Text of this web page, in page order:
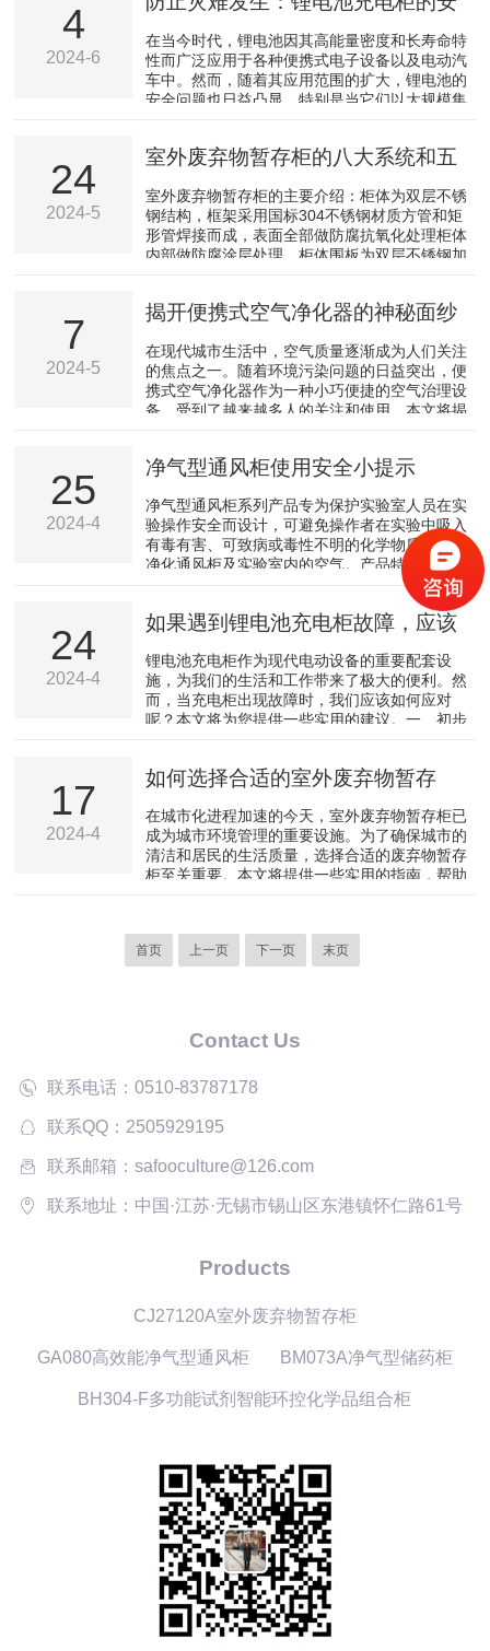
≥6mm亚克力板，耐候性好，优异的抗化学品性
能，不易老化，无色透明，通体透光，视觉舒
适，美观大方。3、层板：采用ABS一体注塑成
型，规格尺寸：...
4
2024-6
全管理要点
在当今时代，锂电池因其高能量密度和长寿命特
性而广泛应用于各种便携式电子设备以及电动汽
车中。然而，随着其应用范围的扩大，锂电池的
安全问题也日益凸显，特别是当它们以大规模集
可能引发火灾或爆炸事故。因此，本文旨在探讨
灾难的发生。1、充电柜设计与安装选择合格的
产品：首先，应确保选用的锂电池充电柜符合国
家或国际的安全标准，具备必要的安全认证。专
业安装：安装工作应...
24
2024-5
室外废弃物暂存柜的八大系统和五
大防护设计
室外废弃物暂存柜的主要介绍：柜体为双层不锈
钢结构，框架采用国标304不锈钢材质方管和矩
形管焊接而成，表面全部做防腐抗氧化处理柜体
内部做防腐涂层处理。柜体围板为双层不锈钢加
钢螺丝连接。柜体底部设置多个不锈钢调脚螺
柜体平稳。柜门采用304不锈钢防火防盗门，上
方为防爆玻璃，方便视察内部状况，设有刷卡及
密码锁门禁系统，双人管理，同时可查询开门记
录。...
7
2024-5
揭开便携式空气净化器的神秘面纱
在现代城市生活中，空气质量逐渐成为人们关注
的焦点之一。随着环境污染问题的日益突出，便
携式空气净化器作为一种小巧便捷的空气治理设
备，受到了越来越多人的关注和使用。本文将揭
化器的工作原理主要包括物理过滤、化学吸附和
芯对空气中的颗粒物进行过滤，如灰尘、花粉、
粉尘等。b.化学吸附：通过活性炭等材料吸附空
气中的有机污染物，如甲醛、异味等。c.电化学
氧化：利用...
25
2024-4
净气型通风柜使用安全小提示
净气型通风柜系列产品专为保护实验室人员在实
验操作安全而设计，可避免操作者在实验中吸入
有毒有害、可致病或毒性不明的化学物质，高效
净化通风柜及实验室内的空气。产品特性：1、
主要材质：镀锌钢板，环氧树脂静电喷涂，覆有
耐用防化无铅涂层。2、前板及侧板：亚克力
板，优异的抗化学品性能，不易老化。3、控制
监控，风机监控，VOC浓度环境监控及一体化报
警系统。4、风机：24伏电流，性能稳定，无火
花静电。5、过滤系统：针对粒子采用高效HEPA
过滤器，对大...
24
2024-4
如果遇到锂电池充电柜故障，应该
如何处理？
锂电池充电柜作为现代电动设备的重要配套设
施，为我们的生活和工作带来了极大的便利。然
而，当充电柜出现故障时，我们应该如何应对
呢？本文将为您提供一些实用的建议。一、初步
常表现，如指示灯闪烁、无法充电等。然后尝试
或环境因素可能导致故障。二、查阅说明书大多
数锂电池充电柜都会附带详细的使用说明书，其
中包含了常见故障的排查方法和解决办法。因
此，在遇到故障时，您可以...
17
2024-4
如何选择合适的室外废弃物暂存
柜：实用指南
在城市化进程加速的今天，室外废弃物暂存柜已
成为城市环境管理的重要设施。为了确保城市的
清洁和居民的生活质量，选择合适的废弃物暂存
柜至关重要。本文将提供一些实用的指南，帮助
下几个方面：1、容量需求：根据您所在区域的
人口密度和垃圾产生量，预估所需的暂存柜容
能够适应高频次使用的...
首页 上一页 下一页 末页
Contact Us
联系电话：0510-83787178
联系QQ：2505929195
联系邮箱：safooculture@126.com
联系地址：中国·江苏·无锡市锡山区东港镇怀仁路61号
Products
CJ27120A室外废弃物暂存柜
GA080高效能净气型通风柜 BM073A净气型储药柜
BH304-F多功能试剂智能环控化学品组合柜